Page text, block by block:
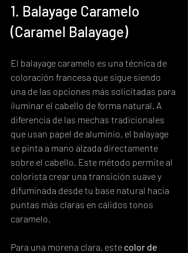
1. Balayage Caramelo
(Caramel Balayage)
El balayage caramelo es una técnica de
coloración francesa que sigue siendo
una de las opciones más solicitadas para
iluminar el cabello de forma natural. A
diferencia de las mechas tradicionales
que usan papel de aluminio, el balayage
se pinta a mano alzada directamente
sobre el cabello. Este método permite al
colorista crear una transición suave y
difuminada desde tu base natural hacia
puntas más claras en cálidos tonos
caramelo.
Para una morena clara, este color de